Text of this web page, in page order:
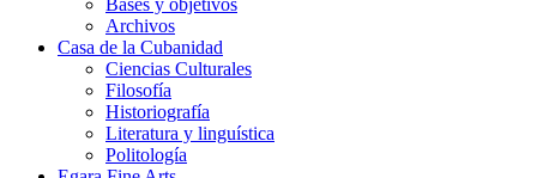
Bases y objetivos
Archivos
Casa de la Cubanidad
Ciencias Culturales
Filosofía
Historiografía
Literatura y linguística
Politología